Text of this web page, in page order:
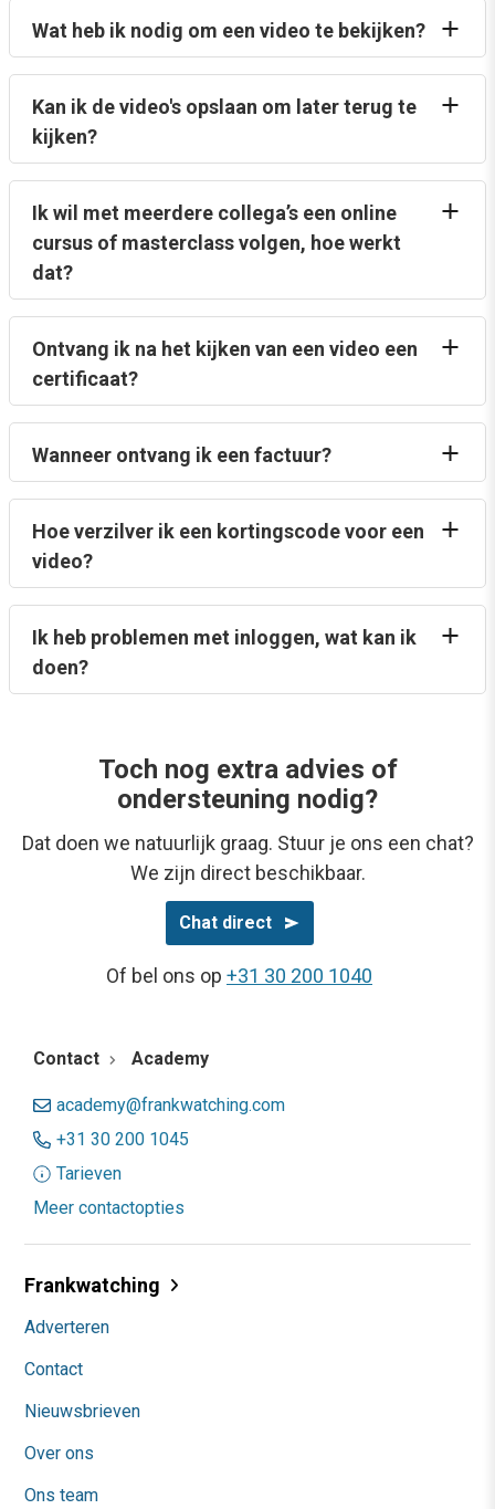
Wat heb ik nodig om een video te bekijken?
Kan ik de video's opslaan om later terug te
kijken?
Ik wil met meerdere collega’s een online
cursus of masterclass volgen, hoe werkt
dat?
Ontvang ik na het kijken van een video een
certificaat?
Wanneer ontvang ik een factuur?
Hoe verzilver ik een kortingscode voor een
video?
Ik heb problemen met inloggen, wat kan ik
doen?
Toch nog extra advies of
ondersteuning nodig?
Dat doen we natuurlijk graag. Stuur je ons een chat?
We zijn direct beschikbaar.
Chat direct
Of bel ons op +31 30 200 1040
Contact Academy
academy@frankwatching.com
+31 30 200 1045
Tarieven
Meer contactopties
Frankwatching
Adverteren
Contact
Nieuwsbrieven
Over ons
Ons team